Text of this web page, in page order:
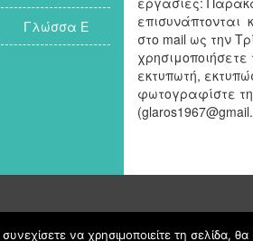
Γλώσσα Ε
επισυνάπτονται
στο mail ως την
εκτυπωτή,
φωτογραφίστε τη
να χρησιμοποιείτε τη σελίδα,